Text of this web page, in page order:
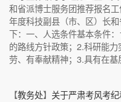
和省派博士服务团推荐报名
年度科技副县（市、区）长
下：一、人选条件基本条件
的路线方针政策；2.科研能
劳、有奉献精神；3.具有在
【教务处】 关于严肃考风考